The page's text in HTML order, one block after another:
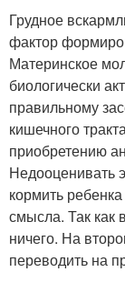
Грудное
фактор
Материнское
биологически
правильному
кишечного
приобретению
Недооценивать
кормить
смысла. Так как
ничего. На
переводить на